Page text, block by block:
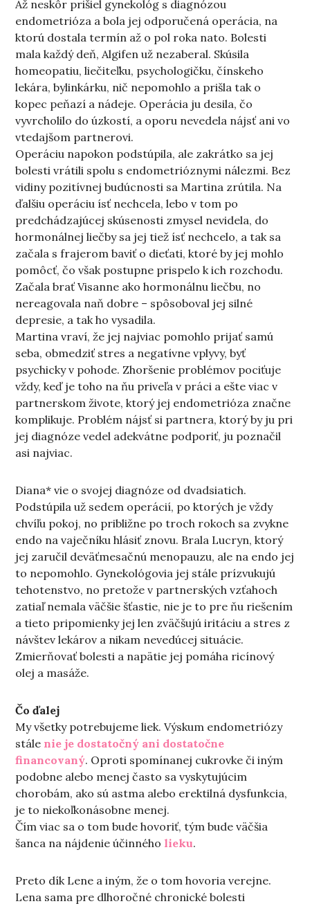
Až neskôr prišiel gynekológ s diagnózou
endometrióza a bola jej odporučená operácia, na
ktorú dostala termín až o pol roka nato. Bolesti
mala každý deň, Algifen už nezaberal. Skúsila
homeopatiu, liečiteľku, psychologičku, čínskeho
lekára, bylinkárku, nič nepomohlo a prišla tak o
kopec peňazí a nádeje. Operácia ju desila, čo
vyvrcholilo do úzkostí, a oporu nevedela nájsť ani vo
vtedajšom partnerovi.
Operáciu napokon podstúpila, ale zakrátko sa jej
bolesti vrátili spolu s endometrióznymi nálezmi. Bez
vidiny pozitívnej budúcnosti sa Martina zrútila. Na
ďalšiu operáciu ísť nechcela, lebo v tom po
predchádzajúcej skúsenosti zmysel nevidela, do
hormonálnej liečby sa jej tiež ísť nechcelo, a tak sa
začala s frajerom baviť o dieťati, ktoré by jej mohlo
pomôcť, čo však postupne prispelo k ich rozchodu.
Začala brať Visanne ako hormonálnu liečbu, no
nereagovala naň dobre – spôsoboval jej silné
depresie, a tak ho vysadila.
Martina vraví, že jej najviac pomohlo prijať samú
seba, obmedziť stres a negatívne vplyvy, byť
psychicky v pohode. Zhoršenie problémov pociťuje
vždy, keď je toho na ňu priveľa v práci a ešte viac v
partnerskom živote, ktorý jej endometrióza značne
komplikuje. Problém nájsť si partnera, ktorý by ju pri
jej diagnóze vedel adekvátne podporiť, ju poznačil
asi najviac.
Diana* vie o svojej diagnóze od dvadsiatich.
Podstúpila už sedem operácií, po ktorých je vždy
chvíľu pokoj, no približne po troch rokoch sa zvykne
endo na vaječníku hlásiť znovu. Brala Lucryn, ktorý
jej zaručil deväťmesačnú menopauzu, ale na endo jej
to nepomohlo. Gynekológovia jej stále prízvukujú
tehotenstvo, no pretože v partnerských vzťahoch
zatiaľ nemala väčšie šťastie, nie je to pre ňu riešením
a tieto pripomienky jej len zväčšujú iritáciu a stres z
návštev lekárov a nikam nevedúcej situácie.
Zmierňovať bolesti a napätie jej pomáha ricínový
olej a masáže.
Čo ďalej
My všetky potrebujeme liek. Výskum endometriózy
stále nie je dostatočný ani dostatočne
financovaný. Oproti spomínanej cukrovke či iným
podobne alebo menej často sa vyskytujúcim
chorobám, ako sú astma alebo erektilná dysfunkcia,
je to niekoľkonásobne menej.
Čím viac sa o tom bude hovoriť, tým bude väčšia
šanca na nájdenie účinného lieku.
Preto dík Lene a iným, že o tom hovoria verejne.
Lena sama pre dlhoročné chronické bolesti